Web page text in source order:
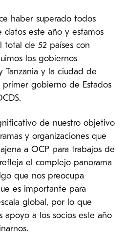
haber superado todos
datos este año y estamos
total de 52 países con
los gobiernos
Tanzania y la ciudad de
primer gobierno de Estados
de nuestro objetivo
y organizaciones que
a OCP para trabajos de
el complejo panorama
que nos preocupa
es importante para
global, por lo que
apoyo a los socios este año